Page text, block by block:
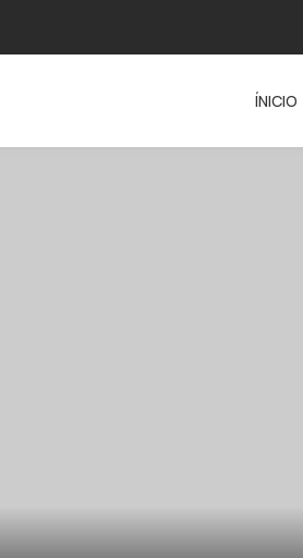
ÍNICIO